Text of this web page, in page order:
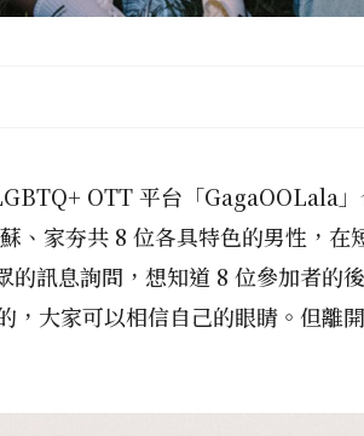
OTT 平台「GagaOOLala
家夯共 8 位各具特色的男性，
訊息詢問，想知道 8 位參加者的
大家可以相信自己的眼睛。但離